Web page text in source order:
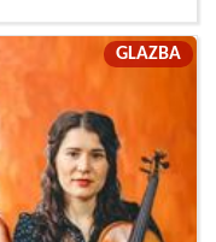
GLAZBA